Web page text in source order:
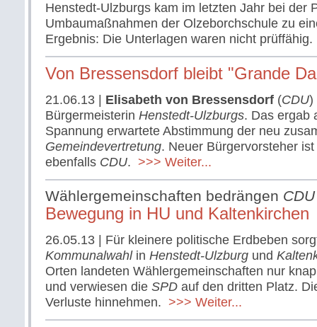
Henstedt-Ulzburgs kam im letzten Jahr bei der
Umbaumaßnahmen der Olzeborchschule zu
Ergebnis: Die Unterlagen waren nicht prüffähig.
Von Bressensdorf bleibt "Grande
21.06.13 Elisabeth von Bressensdorf (CDU)
Bürgermeisterin Henstedt-Ulzburgs. Das ergab
Spannung erwartete Abstimmung der neu
Gemeindevertretung. Neuer Bürgervorsteher ist
ebenfalls CDU. >>> Weiter...
Wählergemeinschaften bedrängen CDU
Bewegung in HU und Kaltenkirchen
26.05.13 | Für kleinere politische Erdbeben
Kommunalwahlin Henstedt-Ulzburg und
Orten landeten Wählergemeinschaften nur
und verwiesen die SPD auf den dritten Platz.
Verluste hinnehmen. >>> Weiter...